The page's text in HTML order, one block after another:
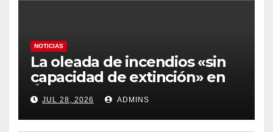
NOTICIAS
La oleada de incendios «sin
capacidad de extinción» en
Ávila y al oeste de Madrid
obliga a declarar la
emergencia nacional
JUL 28, 2026 ADMINS